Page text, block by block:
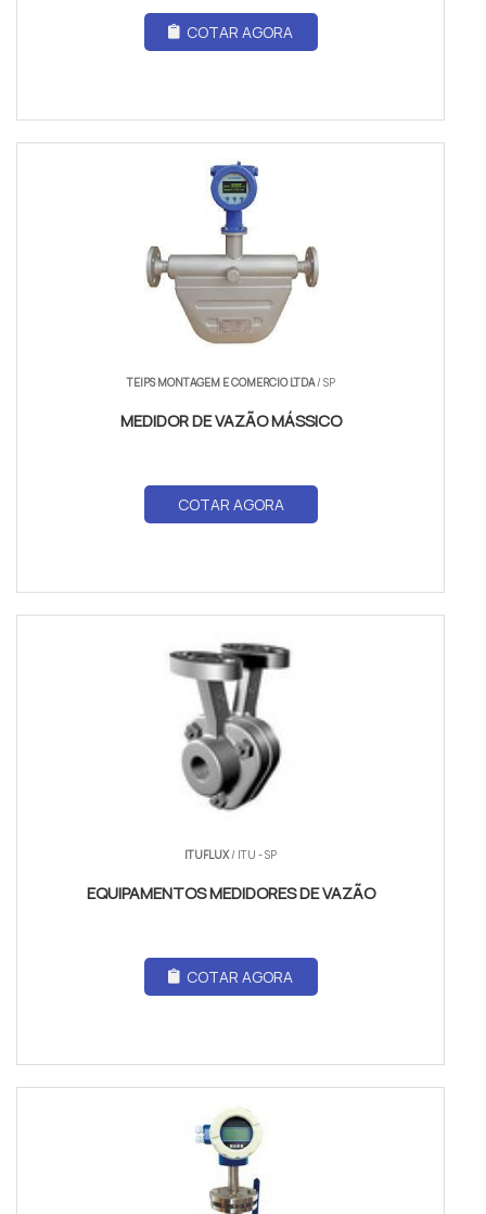
COTAR AGORA
TEIPS MONTAGEM E COMERCIO LTDA/ SP
MEDIDOR DE VAZÃO MÁSSICO
COTAR AGORA
ITUFLUX/ ITU - SP
EQUIPAMENTOS MEDIDORES DE VAZÃO
COTAR AGORA